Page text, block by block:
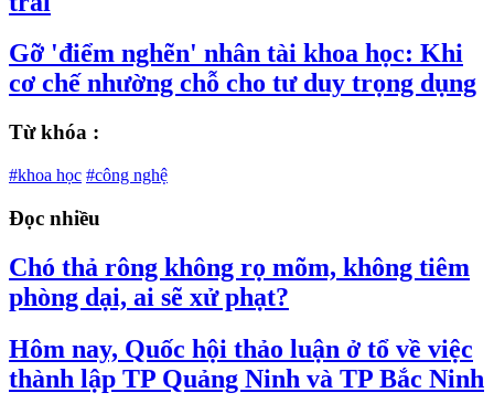
Gỡ 'điểm nghẽn' nhân tài khoa học: Khi
cơ chế nhường chỗ cho tư duy trọng dụng
Từ khóa :
#khoa học #công nghệ
Đọc nhiều
Chó thả rông không rọ mõm, không tiêm
phòng dại, ai sẽ xử phạt?
Hôm nay, Quốc hội thảo luận ở tổ về việc
thành lập TP Quảng Ninh và TP Bắc Ninh